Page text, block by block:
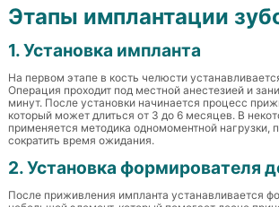
Этапы имплантации
1. Установка импланта
На первом этапе в кость челюсти
Операция проходит под местной анестезией и
минут. После установки начинается процесс
который может длиться от 3 до 6 месяцев. В
применяется методика одномоментной нагрузки,
сократить время ожидания.
2. Установка формирователя
После приживления импланта устанавливается